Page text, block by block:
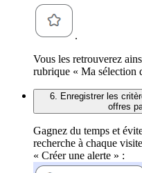
.
Vous les retrouverez
rubrique « Ma sélection
6. Enregistrer les
offres
Gagnez du temps et
recherche à chaque
« Créer une alerte » :